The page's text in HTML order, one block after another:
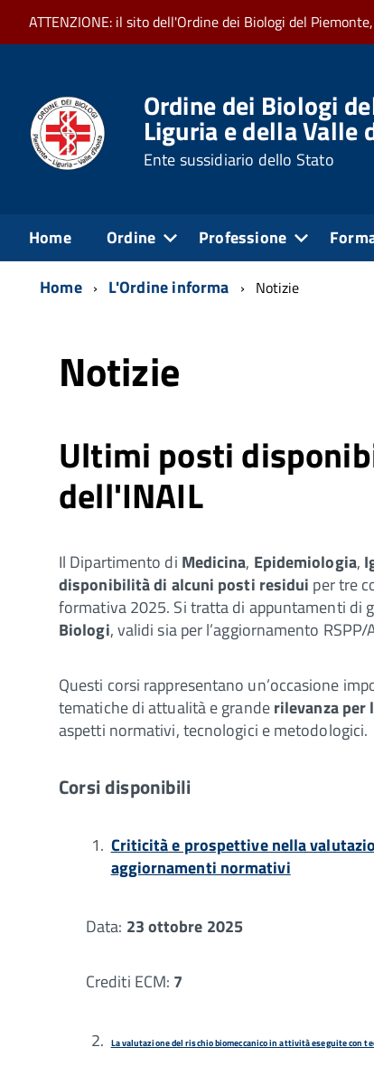
ATTENZIONE: il sito dell'Ordine dei Biologi del
Ordine dei Biologi
Liguria e della Valle
Ente sussidiario dello Stato
Home Ordine Professione
Home L'Ordine informa Notizie
Notizie
Ultimi posti
dell'INAIL
Il Dipartimento di Medicina, Epidemiologia,
disponibilità di alcuni posti residui per tre
formativa 2025. Si tratta di appuntamenti di
Biologi, validi sia per l’aggiornamento RSPP/
Questi corsi rappresentano un’occasione
tematiche di attualità e granderilevanza per
aspetti normativi, tecnologici e metodologici.
Corsi disponibili
Criticità e prospettive nella
aggiornamenti normativi
Data: 23 ottobre 2025
Crediti ECM: 7
La valutazione del rischio biomeccanico in attività eseguite con